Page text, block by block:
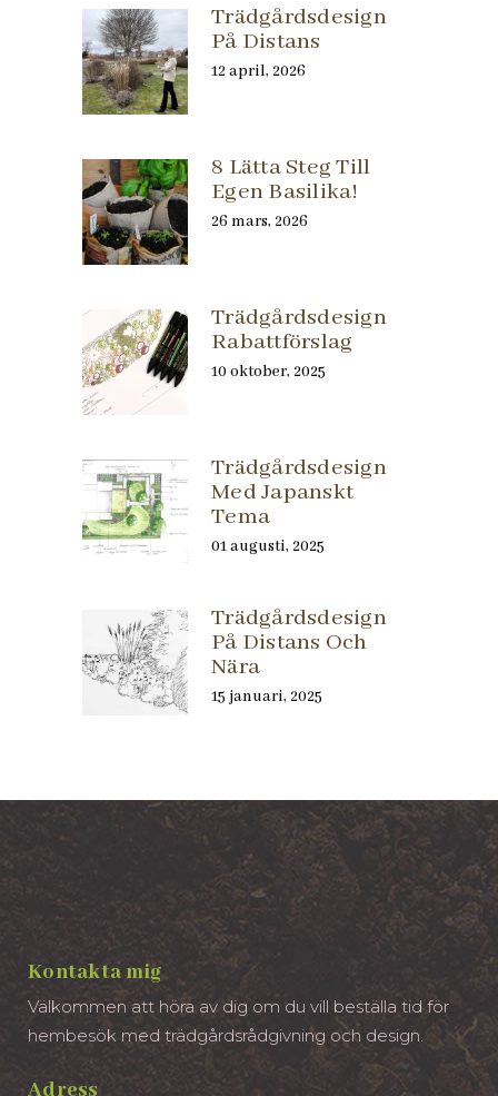
Trädgårdsdesign
På Distans
12 april, 2026
8 Lätta Steg Till
Egen Basilika!
26 mars, 2026
Trädgårdsdesign
Rabattförslag
10 oktober, 2025
Trädgårdsdesign
Med Japanskt
Tema
01 augusti, 2025
Trädgårdsdesign
På Distans Och
Nära
15 januari, 2025
Kontakta mig
Välkommen att höra av dig om du vill beställa tid för
hembesök med trädgårdsrådgivning och design.